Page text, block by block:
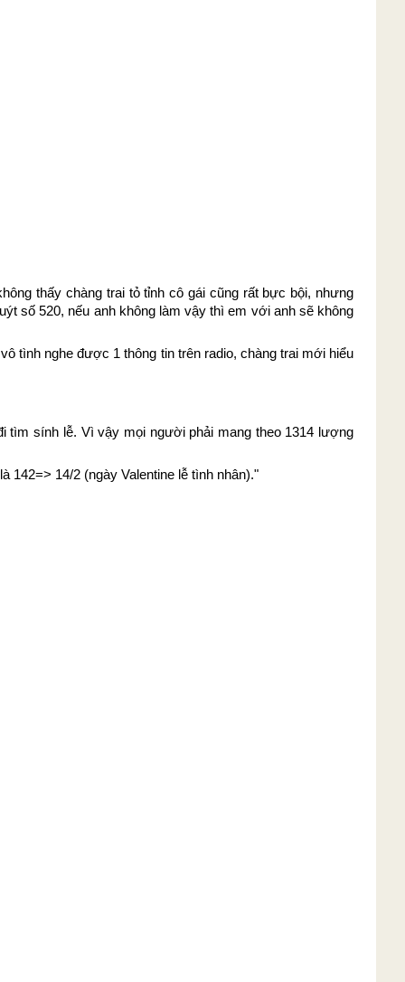
thấy chàng trai tỏ tỉnh cô gái cũng rất bực bội, nhưng
số 520, nếu anh không làm vậy thì em với anh sẽ không
tình nghe được 1 thông tin trên radio, chàng trai mới hiểu
tìm sính lễ. Vì vậy mọi người phải mang theo 1314 lượng
142=> 14/2 (ngày Valentine lễ tình nhân)."